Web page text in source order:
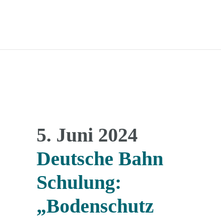
5. Juni 2024
Deutsche Bahn
Schulung:
„Bodenschutz